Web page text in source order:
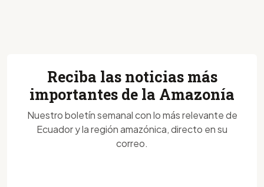
Reciba las noticias más
importantes de la Amazonía
Nuestro boletín semanal con lo más relevante de
Ecuador y la región amazónica, directo en su
correo.